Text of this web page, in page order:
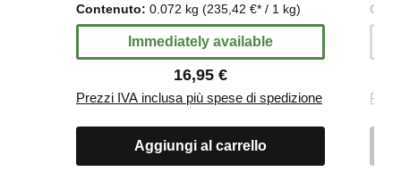
Contenuto:0.072 kg(235,42 €* / 1 kg)
Immediately available
Regular price:
16,95 €
Prezzi IVA inclusa più spese di spedizione
Aggiungi al carrello
Prezzi IVA